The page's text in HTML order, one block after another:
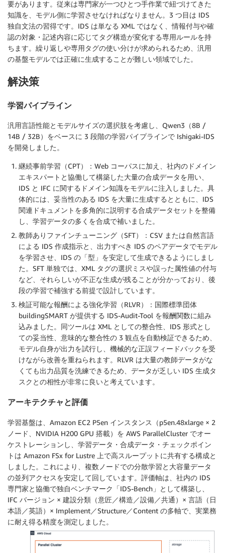
要があります。従来は専門家が一つひとつ手作業で紐づけてきた
知識を、モデル側に学習させなければなりません。3 つ目は IDS
独自文法の習得です。IDS は単なる XML ではなく、情報付与や確
認の対象・記述内容に応じてタグ構造が変化する専用ルールを持
ちます。繰り返しや専用タグの使い分けが求められるため、汎用
の基盤モデルでは正確に生成することが難しい領域でした。
解決策
学習パイプライン
汎用言語性能とモデルサイズの選択肢を考慮し、Qwen3（8B /
14B / 32B）をベースに 3 段階の学習パイプラインで Ishigaki-IDS
を開発しました。
継続事前学習（CPT）：Web コーパスに加え、社内のドメイン
エキスパートと協働して構築した大量の合成データを用い、
IDS と IFC に関するドメイン知識をモデルに注入しました。具
体的には、妥当性のある IDS を大量に生成するとともに、IDS
関連ドキュメントを多角的に説明する合成データセットを整備
し、学習データの多くを合成で補いました。
教師ありファインチューニング（SFT）：CSV または自然言語
による IDS 作成指示と、出力すべき IDS のペアデータでモデル
を学習させ、IDS の「型」を安定して生成できるようにしまし
た。SFT 単独では、XML タグの選択ミスや誤った属性値の付与
など、それらしいが不正な生成が残ることが分かっており、後
段の学習で補強する前提で設計しています。
検証可能な報酬による強化学習（RLVR）：国際標準団体
buildingSMART が提供する IDS-Audit-Tool を報酬関数に組み
込みました。同ツールは XML としての整合性、IDS 形式とし
ての妥当性、意味的な整合性の 3 観点を自動検証できるため、
モデル自身が出力を試行し、機械的な正誤フィードバックを受
けながら改善を重ねられます。RLVR は大量の教師データがな
くても出力品質を洗練できるため、データが乏しい IDS 生成タ
スクとの相性が非常に良いと考えています。
アーキテクチャと評価
学習基盤は、Amazon EC2 P5en インスタンス（p5en.48xlarge × 2
ノード、NVIDIA H200 GPU 搭載）を AWS ParallelCluster でオー
ケストレーションし、学習データ・合成データ・チェックポイン
トは Amazon FSx for Lustre 上で高スループットに共有する構成と
しました。これにより、複数ノードでの分散学習と大容量データ
の並列アクセスを安定して回しています。評価軸は、社内の IDS
専門家と協働で独自ベンチマーク「IDS-Bench」として構築し、
IFC バージョン × 建設分類（意匠／構造／設備／共通）× 言語（日
本語／英語）× Implement／Structure／Content の多軸で、実業務
に耐え得る精度を測定しました。